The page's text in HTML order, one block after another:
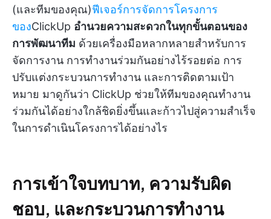
(และทีมของคุณ)ฟีเจอร์การจัดการโครงการ
ของClickUp อำนวยความสะดวกในทุกขั้นตอนของ
การพัฒนาทีม ด้วยเครื่องมือหลากหลายสำหรับการ
จัดการงาน การทำงานร่วมกันอย่างไร้รอยต่อ การ
ปรับแต่งกระบวนการทำงาน และการติดตามเป้า
หมาย มาดูกันว่า ClickUp ช่วยให้ทีมของคุณทำงาน
ร่วมกันได้อย่างใกล้ชิดยิ่งขึ้นและก้าวไปสู่ความสำเร็จ
ในการดำเนินโครงการได้อย่างไร
การเข้าใจบทบาท, ความรับผิด
ชอบ, และกระบวนการทำงาน